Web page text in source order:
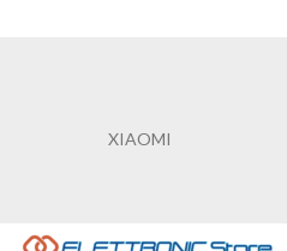
XIAOMI